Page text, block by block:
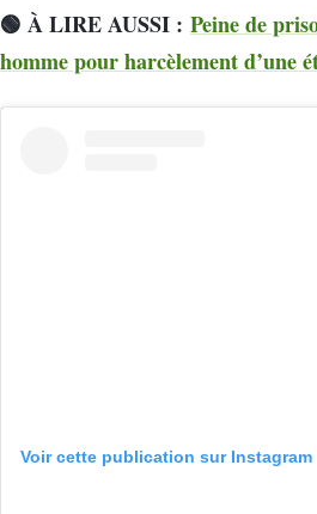
🟢 À LIRE AUSSI : Peine de
homme pour harcèlement d’une
Voir cette publication sur Instagram